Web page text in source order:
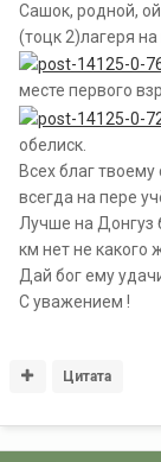
Сашок, родной,
(тоцк 2)лагеря
месте первого
обелиск.
Всех благ
всегда на пере
Лучше на Донгуз
км нет не какого
Дай бог ему удачи
С уважением !
Цитата